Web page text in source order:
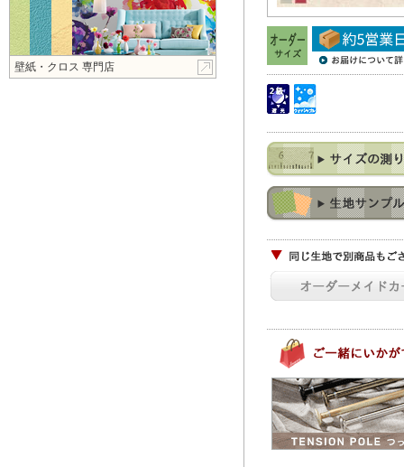
壁紙・クロス 専門店